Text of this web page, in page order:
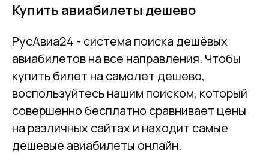
Купить авиабилеты дешево
РусАвиа24 - система поиска дешёвых
авиабилетов на все направления. Чтобы
купить билет на самолет дешево,
воспользуйтесь нашим поиском, который
совершенно бесплатно сравнивает цены
на различных сайтах и находит самые
дешевые авиабилеты онлайн.